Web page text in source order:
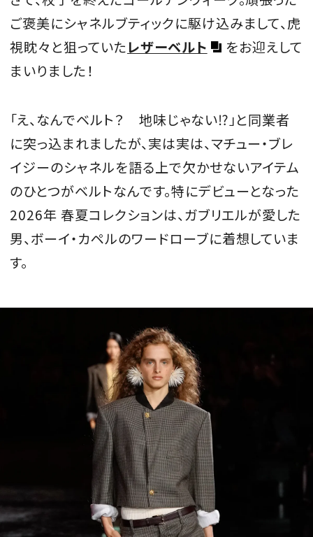
ご褒美にシャネルブティックに駆け込みまして、虎
視眈々と狙っていたレザーベルト
をお迎えして
まいりました！
「え、なんでベルト？ 地味じゃない⁉」と同業者
に突っ込まれましたが、実は実は、マチュー・ブレ
イジーのシャネルを語る上で欠かせないアイテム
のひとつがベルトなんです。特にデビューとなった
2026年 春夏コレクションは、ガブリエルが愛した
男、ボーイ・カペルのワードローブに着想していま
す。